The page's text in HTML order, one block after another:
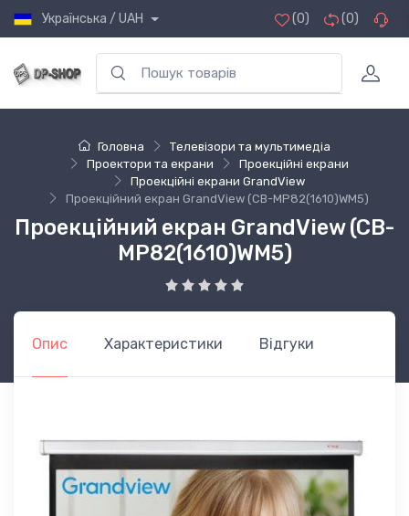
Українська / UAH (0) (0)
Головна
Телевізори та мультимедіа
Проектори та екрани
Проекційні екрани
Проекційні екрани GrandView
Проекційний екран GrandView (CB-MP82(1610)WM5)
Проекційний екран GrandView (CB-
MP82(1610)WM5)
Опис Характеристики Відгуки